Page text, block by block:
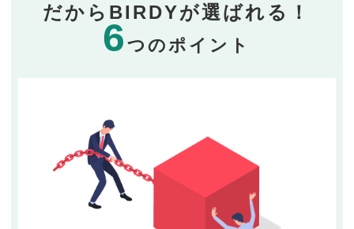
だからBIRDYが選ばれる！
6つのポイント